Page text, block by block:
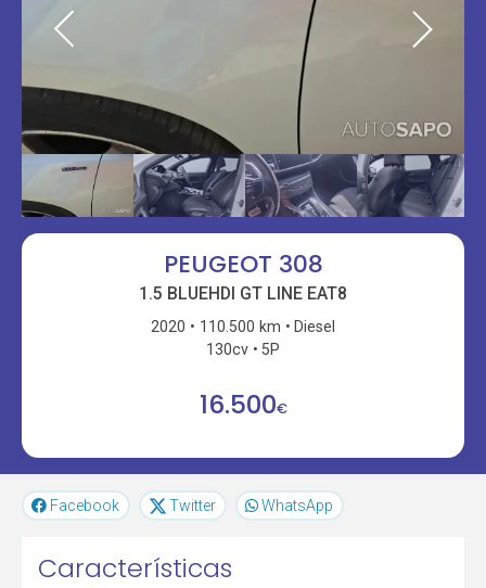
PEUGEOT 308
1.5 BLUEHDI GT LINE EAT8
2020 110.500 km
Diesel
130cv
5P
16.500€
Facebook Twitter WhatsApp
Características